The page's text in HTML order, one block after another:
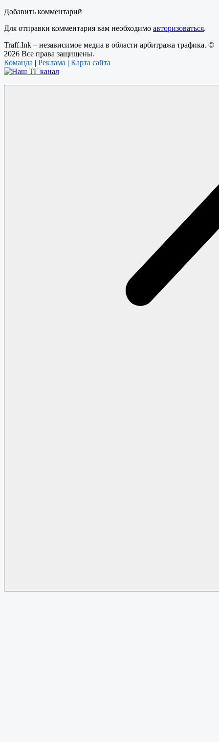
Добавить комментарий
Для отправки комментария вам необходимо авторизоваться.
Traff.Ink – независимое медиа в области арбитража трафика. ©
2026 Все права защищены.
Команда | Реклама | Карта сайта